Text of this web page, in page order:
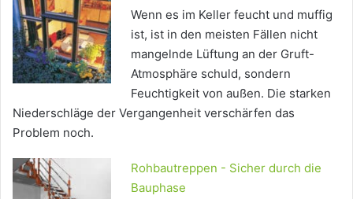
Wenn es im Keller feucht und muffig
ist, ist in den meisten Fällen nicht
mangelnde Lüftung an der Gruft-
Atmosphäre schuld, sondern
Feuchtigkeit von außen. Die starken
Niederschläge der Vergangenheit verschärfen das
Problem noch.
Rohbautreppen - Sicher durch die
Bauphase